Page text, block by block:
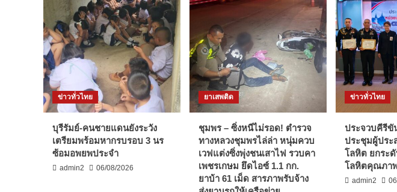
ข่าวทั่วไทย
บุรีรัมย์-คนชายแดนยังระวัง
เตรียมพร้อมหากรบรอบ 3 นร
ซ้อมอพยพประจำ
admin2 06/08/2026
ยาเสพติด
ชุมพร – ซิ่งหนีไม่รอด! ตำรวจ
ทางหลวงชุมพรไล่ล่า หนุ่มควบ
เวฟแต่งซิ่งพุ่งชนเสาไฟ รวบคา
เพชรเกษม ยึดไอซ์ 1.1 กก.
ยาบ้า 61 เม็ด สารภาพรับจ้าง
ข่าวทั่วไทย
ประจวบคีรี
ประชุมผู้ประ
โลหิต ยกระ
โลหิตคุณภา
admin2